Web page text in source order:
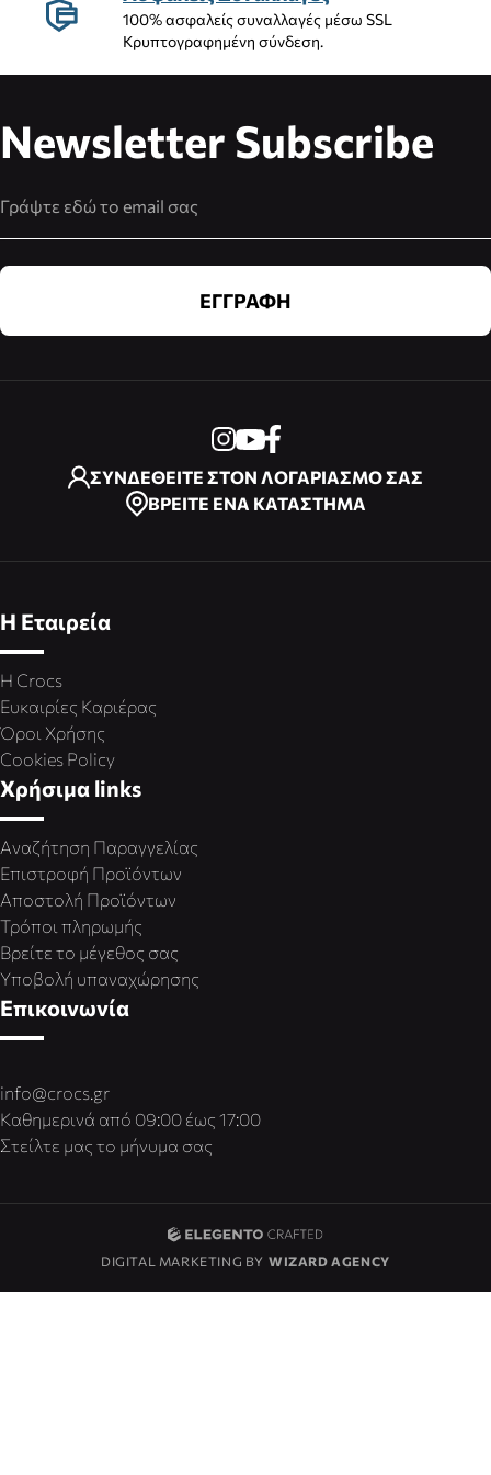
100% ασφαλείς συναλλαγές μέσω SSL
Κρυπτογραφημένη σύνδεση.
Newsletter Subscribe
ΕΓΓΡΑΦΗ
ΣΥΝΔΕΘΕΙΤΕ ΣΤΟΝ ΛΟΓΑΡΙΑΣΜΟ ΣΑΣ
ΒΡΕΙΤΕ ΕΝΑ ΚΑΤΑΣΤΗΜΑ
Η Εταιρεία
Η Crocs
Ευκαιρίες Καριέρας
Όροι Χρήσης
Cookies Policy
Χρήσιμα links
Αναζήτηση Παραγγελίας
Επιστροφή Προϊόντων
Αποστολή Προϊόντων
Τρόποι πληρωμής
Βρείτε το μέγεθος σας
Υποβολή υπαναχώρησης
Επικοινωνία
info@crocs.gr
Καθημερινά από 09:00 έως 17:00
Στείλτε μας το μήνυμα σας
DIGITAL MARKETING BY WIZARD AGENCY